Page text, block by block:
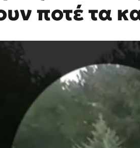
ποτέ τα